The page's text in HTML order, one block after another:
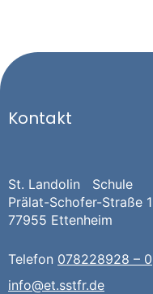
Kontakt
St. Landolin Schule
Prälat-Schofer-Straße 1
77955 Ettenheim
Telefon 078228928 – 0
info@et.sstfr.de